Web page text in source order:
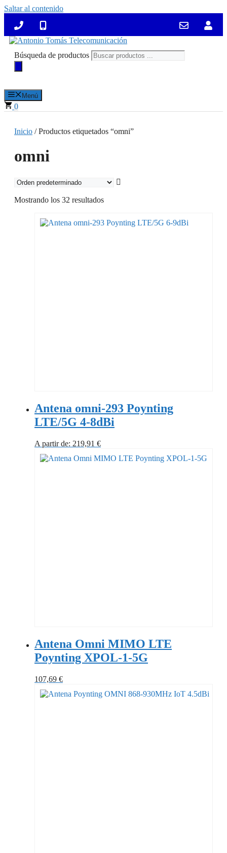
Saltar al contenido
Búsqueda de productos
Menú
0
Inicio / Productos etiquetados “omni”
omni
Mostrando los 32 resultados
Antena omni-293 Poynting
LTE/5G 4-8dBi
A partir de: 219,91 €
Antena Omni MIMO LTE
Poynting XPOL-1-5G
107,69 €